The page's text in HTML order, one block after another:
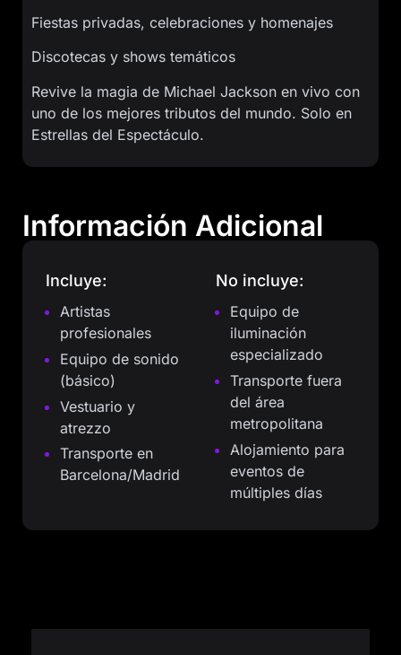
Fiestas privadas, celebraciones y homenajes
Discotecas y shows temáticos
Revive la magia de Michael Jackson en vivo con
uno de los mejores tributos del mundo. Solo en
Estrellas del Espectáculo.
Información Adicional
Incluye:
Artistas
profesionales
Equipo de sonido
(básico)
Vestuario y
atrezzo
Transporte en
Barcelona/Madrid
No incluye:
Equipo de
iluminación
especializado
Transporte fuera
del área
metropolitana
Alojamiento para
eventos de
múltiples días